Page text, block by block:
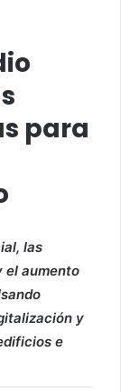
para
las
el aumento
y
e